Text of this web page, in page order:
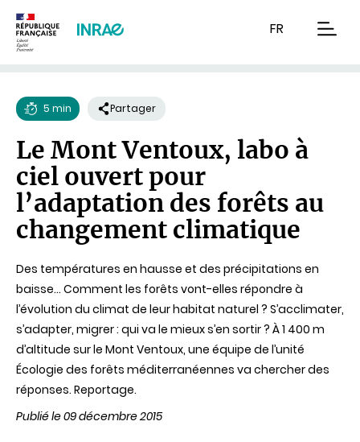
FR
de
lecture
5 min Partager
Le Mont Ventoux, labo à
ciel ouvert pour
l’adaptation des forêts au
changement climatique
Des températures en hausse et des précipitations en
baisse... Comment les forêts vont-elles répondre à
l’évolution du climat de leur habitat naturel ? S’acclimater,
s’adapter, migrer : qui va le mieux s’en sortir ? À 1 400 m
d’altitude sur le Mont Ventoux, une équipe de l’unité
Écologie des forêts méditerranéennes va chercher des
réponses. Reportage.
Publié le 09 décembre 2015